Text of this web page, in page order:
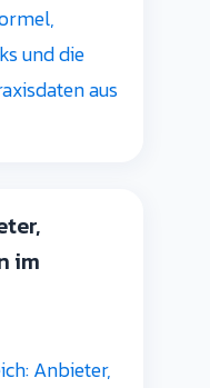
und die
aus
im
Anbieter,